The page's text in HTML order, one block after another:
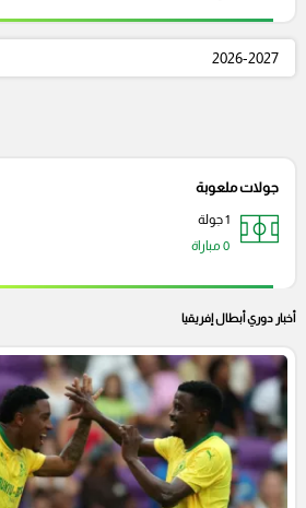
2026-2027
جولات ملعوبة
1 جولة
0 مباراة
أخبار دوري أبطال إفريقيا